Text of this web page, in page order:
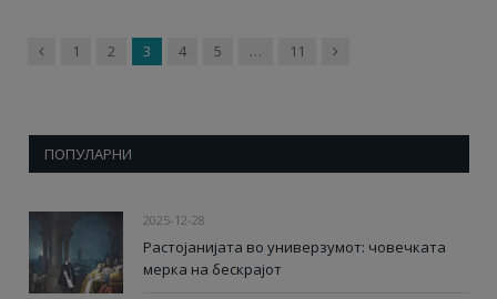
Previous
1 2 3 4 5 … 11 Next
ПОПУЛАРНИ
2025-12-28
Растојанијата во универзумот: човечката
мерка на бескрајот